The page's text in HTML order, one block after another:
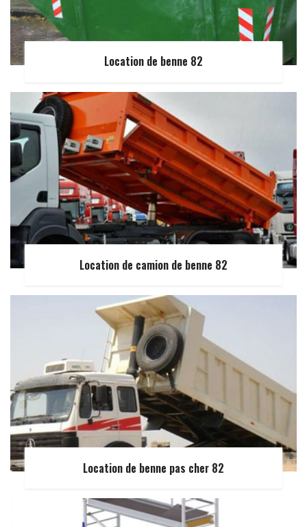
Location de benne 82
Location de camion de benne 82
Location de benne pas cher 82